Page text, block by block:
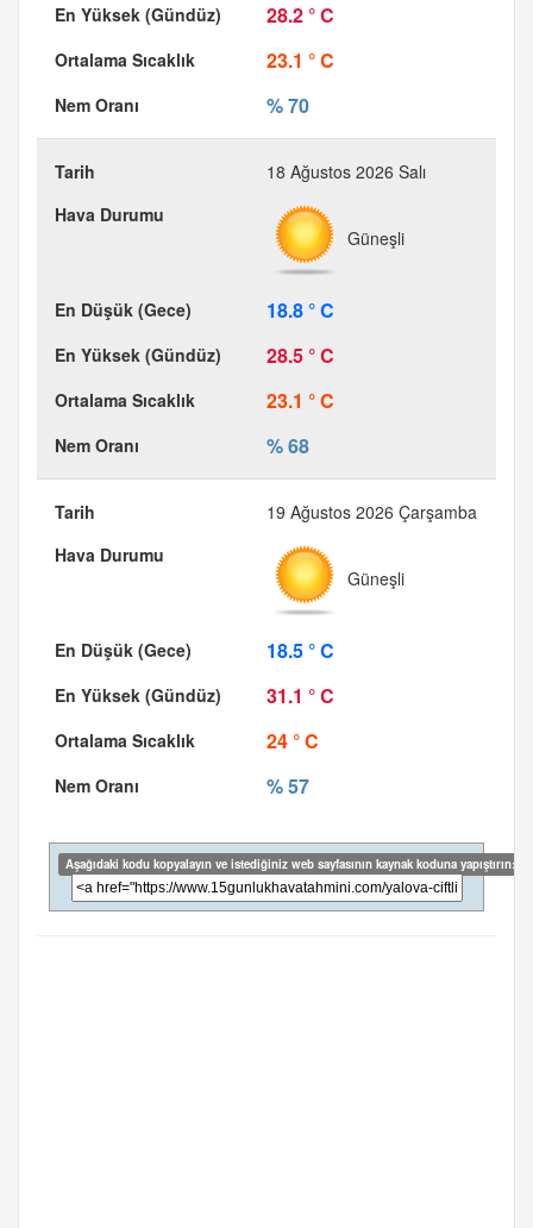
28.2 ° C
23.1 ° C
% 70
18 Ağustos 2026 Salı
Güneşli
18.8 ° C
28.5 ° C
23.1 ° C
% 68
19 Ağustos 2026 Çarşamba
Güneşli
18.5 ° C
31.1 ° C
24 ° C
% 57
Aşağıdaki kodu kopyalayın ve istediğiniz web sayfasının kaynak koduna yapıştırın: